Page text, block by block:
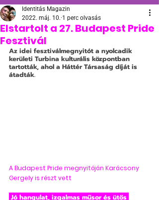
Elstartolt a 27. Budapest Pride
Fesztivál
Identitás Magazin
2022. máj. 10. 1 perc olvasás
Az idei fesztiválmegnyitót a nyolcadik
kerületi Turbina kulturális központban
tartották, ahol a Háttér Társaság díját is
átadták.
A Budapest Pride megnyitóján Karácsony
Gergely is részt vett